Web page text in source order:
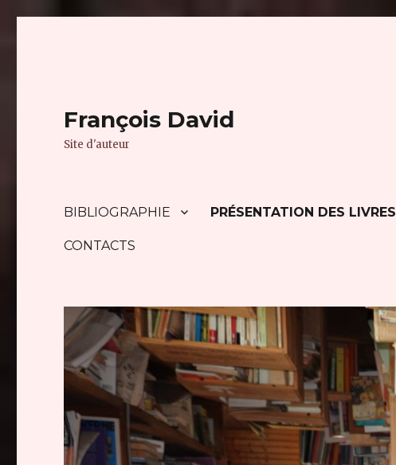
François David
Site d'auteur
BIBLIOGRAPHIE PRÉSENTATION DES LIVRES
CONTACTS